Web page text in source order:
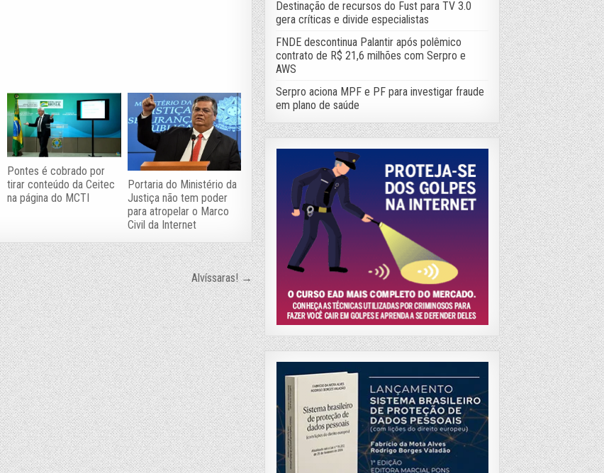
Pontes é cobrado por
tirar conteúdo da Ceitec
na página do MCTI
Portaria do Ministério da
Justiça não tem poder
para atropelar o Marco
Civil da Internet
Alvíssaras! →
Destinação de recursos do Fust para TV 3.0
gera críticas e divide especialistas
FNDE descontinua Palantir após polêmico
contrato de R$ 21,6 milhões com Serpro e
AWS
Serpro aciona MPF e PF para investigar fraude
em plano de saúde